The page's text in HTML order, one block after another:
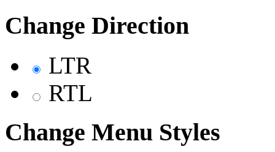
Change Direction
LTR
RTL
Change Menu Styles